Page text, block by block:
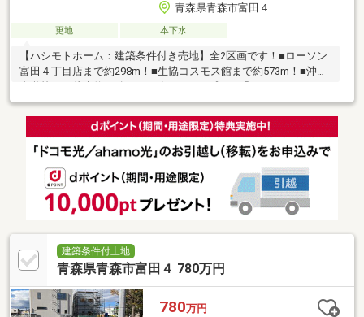
青森県青森市富田４
更地 本下水
【ハシモトホーム：建築条件付き売地】全2区画です！■ローソン
富田４丁目店まで約298m！■生協コスモス館まで約573m！■沖館
ーテ」、「シネマコンプレックス」が近いエリア！これからどん
どん便利になっていきますね！
建築条件付土地
青森県青森市富田４ 780万円
780万円